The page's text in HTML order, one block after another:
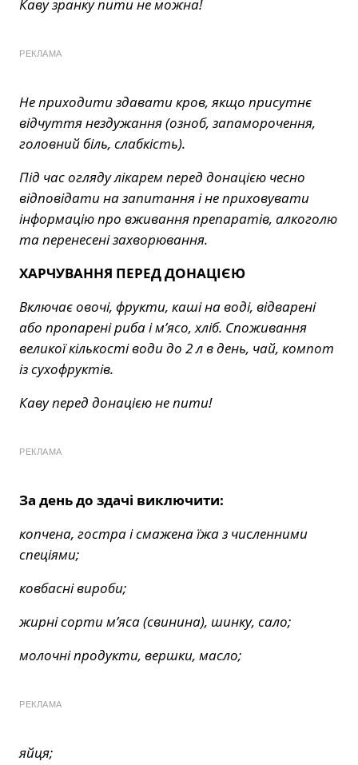
Каву зранку пити не можна!
РЕКЛАМА
Не приходити здавати кров, якщо присутнє
відчуття нездужання (озноб, запаморочення,
головний біль, слабкість).
Під час огляду лікарем перед донацією чесно
відповідати на запитання і не приховувати
інформацію про вживання препаратів, алкоголю
та перенесені захворювання.
ХАРЧУВАННЯ ПЕРЕД ДОНАЦІЄЮ
Включає овочі, фрукти, каші на воді, відварені
або пропарені риба і м’ясо, хліб. Споживання
великої кількості води до 2 л в день, чай, компот
із сухофруктів.
Каву перед донацією не пити!
РЕКЛАМА
За день до здачі виключити:
копчена, гостра і смажена їжа з численними
спеціями;
ковбасні вироби;
жирні сорти м’яса (свинина), шинку, сало;
молочні продукти, вершки, масло;
РЕКЛАМА
яйця;